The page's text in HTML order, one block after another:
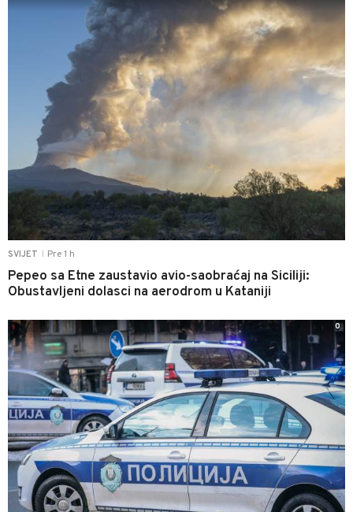
SVIJET Pre 1 h
Pepeo sa Etne zaustavio avio-saobraćaj na Siciliji:
Obustavljeni dolasci na aerodrom u Kataniji
0